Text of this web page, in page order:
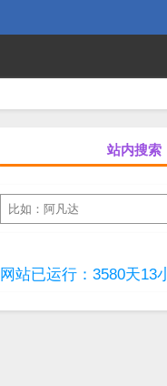
站内搜索
搜
索
网站已运行：3580天13